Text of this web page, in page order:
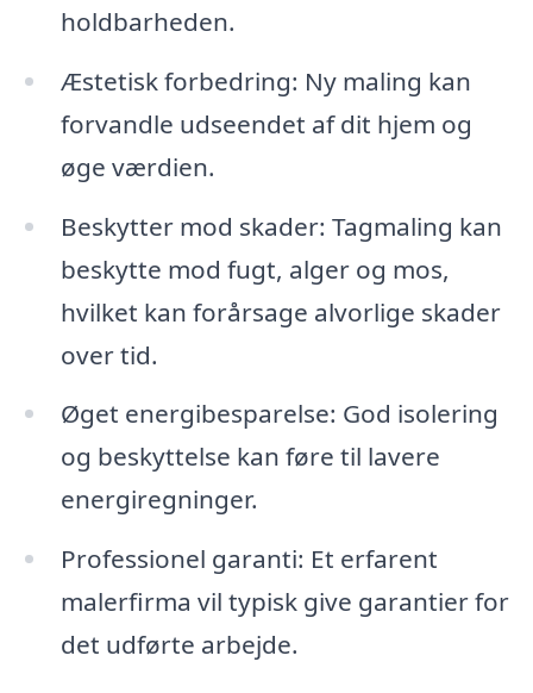
holdbarheden.
Æstetisk forbedring: Ny maling kan
forvandle udseendet af dit hjem og
øge værdien.
Beskytter mod skader: Tagmaling kan
beskytte mod fugt, alger og mos,
hvilket kan forårsage alvorlige skader
over tid.
Øget energibesparelse: God isolering
og beskyttelse kan føre til lavere
energiregninger.
Professionel garanti: Et erfarent
malerfirma vil typisk give garantier for
det udførte arbejde.